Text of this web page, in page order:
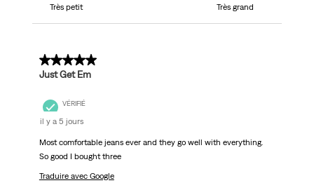
Très petit
Très grand
5 sur 5 étoiles.
Just Get Em
VÉRIFIÉ
il y a 5 jours
Most comfortable jeans ever and they go well with everything.
So good I bought three
Traduire avec Google